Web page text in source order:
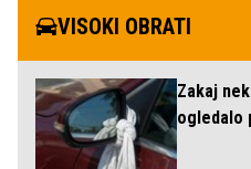
VISOKI OBRATI
Zakaj
ogledalo